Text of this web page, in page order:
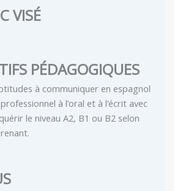
VISÉ
PÉDAGOGIQUES
à communiquer en espagnol
à l’oral et à l’écrit avec
le niveau A2, B1 ou B2 selon